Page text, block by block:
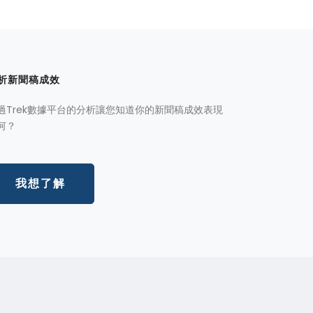
新聞稿成效
Trek數據平台的分析讓您知道你的新聞稿成效表現
？
我想了解